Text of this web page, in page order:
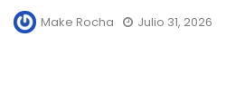
Make Rocha Julio 31, 2026